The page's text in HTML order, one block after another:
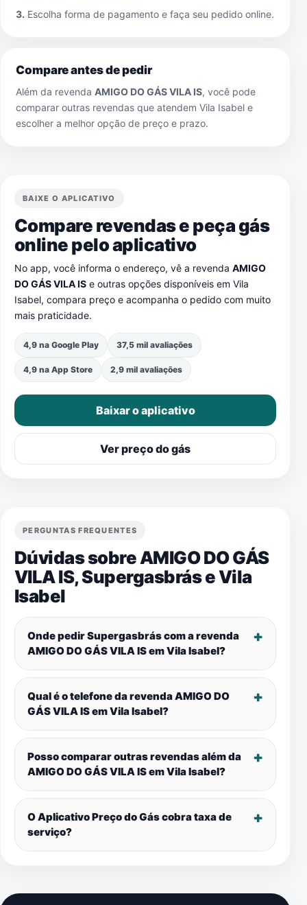
3. Escolha forma de pagamento e faça seu pedido online.
Compare antes de pedir
Além da revenda AMIGO DO GÁS VILA IS, você pode
comparar outras revendas que atendem Vila Isabel e
escolher a melhor opção de preço e prazo.
BAIXE O APLICATIVO
Compare revendas e peça gás
online pelo aplicativo
No app, você informa o endereço, vê a revenda AMIGO
DO GÁS VILA IS e outras opções disponíveis em Vila
Isabel, compara preço e acompanha o pedido com muito
mais praticidade.
4,9 na Google Play 37,5 mil avaliações
4,9 na App Store 2,9 mil avaliações
Baixar o aplicativo
Ver preço do gás
PERGUNTAS FREQUENTES
Dúvidas sobre AMIGO DO GÁS
VILA IS, Supergasbrás eVila
Isabel
Onde pedir Supergasbrás com a revenda
AMIGO DO GÁS VILA IS emVila Isabel?
Qual é o telefone da revenda AMIGO DO
GÁS VILA IS emVila Isabel?
Posso comparar outras revendas além da
AMIGO DO GÁS VILA IS emVila Isabel?
O Aplicativo Preço do Gás cobra taxa de
serviço?